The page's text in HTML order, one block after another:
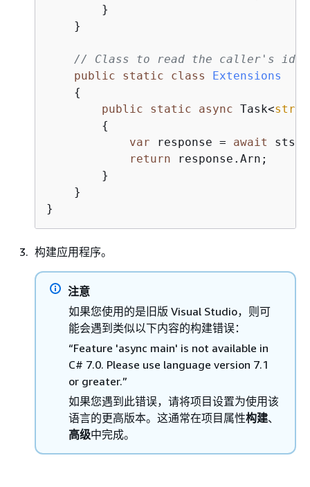
        }
    }
// Class to read the caller's
public
static class
Extensions
{
public
static async Task<
{
var response = await
return response.Arn;
        }
    }
构建应用程序。
注意
如果您使用的是旧版 Visual Studio，则可
能会遇到类似以下内容的构建错误：
“Feature 'async main' is not available in
C# 7.0. Please use language version 7.1
or greater.”
如果您遇到此错误，请将项目设置为使用该
语言的更高版本。这通常在项目属性构建、
高级中完成。